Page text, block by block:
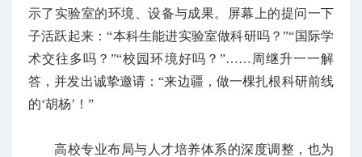
示了实验室的环境、设备与成果。屏幕上的提问一下
子活跃起来：“本科生能进实验室做科研吗？”“国际学
术交往多吗？”“校园环境好吗？”……周继升一一解
答，并发出诚挚邀请：“来边疆，做一棵扎根科研前线
的‘胡杨’！”
高校专业布局与人才培养体系的深度调整，也为